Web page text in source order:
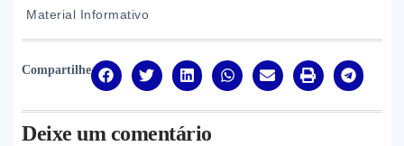
Material Informativo
Compartilhe
Deixe um comentário